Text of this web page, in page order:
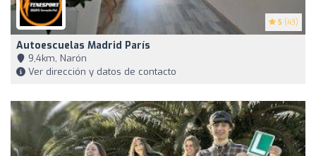
5 (43)
Autoescuelas Madrid París
9,4km, Narón
Ver dirección y datos de contacto